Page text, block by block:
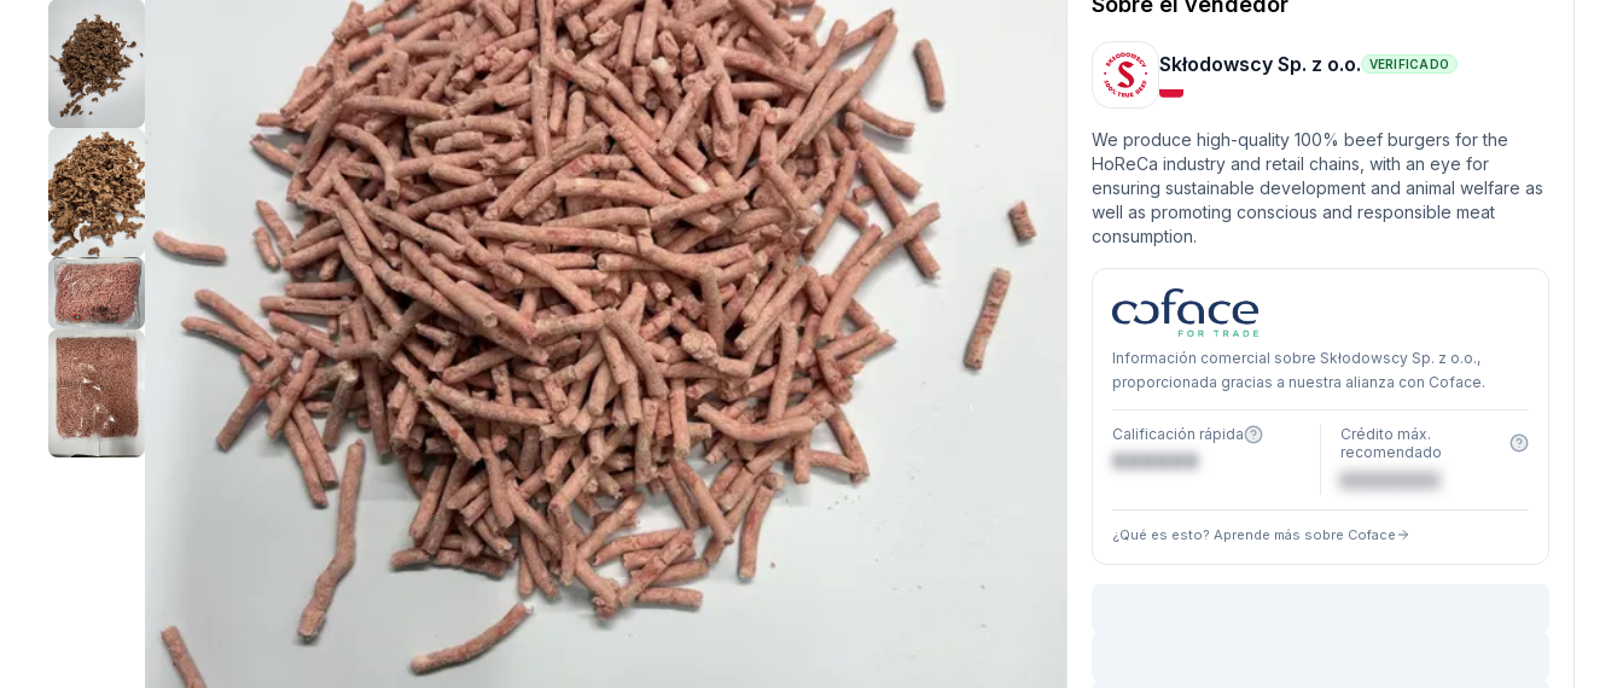
Skłodowscy Sp. z o.o. VERIFICADO
We produce high-quality 100% beef burgers for the
HoReCa industry and retail chains, with an eye for
ensuring sustainable development and animal welfare as
well as promoting conscious and responsible meat
consumption.
Información comercial sobre Skłodowscy Sp. z o.o.,
proporcionada gracias a nuestra alianza con Coface.
Calificación rápida
XXXXXX
Crédito máx.
recomendado
¿Qué es esto? Aprende más sobre Coface